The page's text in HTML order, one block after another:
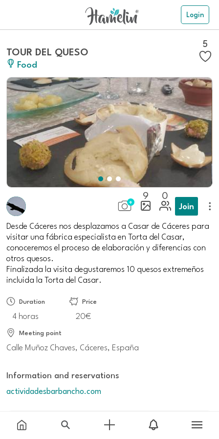
Login
TOUR DEL QUESO
Food
5
9 0
Join
Desde Cáceres nos desplazamos a Casar de Cáceres para
visitar una fábrica especialista en Torta del Casar,
conoceremos el proceso de elaboración y diferencias con
otros quesos.
Finalizada la visita degustaremos 10 quesos extremeños
incluida la Torta del Casar.
Duration
4 horas
Price
20€
Meeting point
Calle Muñoz Chaves, Cáceres, España
Information and reservations
actividadesbarbancho.com
Additional information